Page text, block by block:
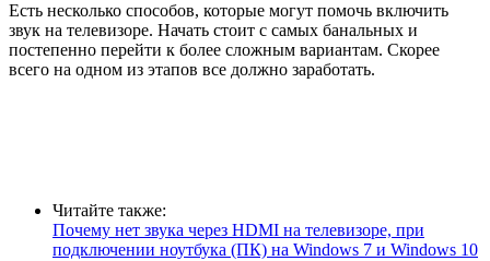
Есть несколько способов, которые могут помочь включить
звук на телевизоре. Начать стоит с самых банальных и
постепенно перейти к более сложным вариантам. Скорее
всего на одном из этапов все должно заработать.
Читайте также:
Почему нет звука через HDMI на телевизоре, при
подключении ноутбука (ПК) на Windows 7 и Windows 10